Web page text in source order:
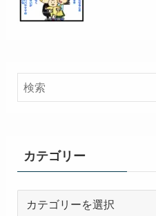
カテゴリー